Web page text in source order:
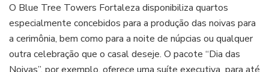
O Blue Tree Towers Fortaleza disponibiliza quartos
especialmente concebidos para a produção das noivas para
a cerimônia, bem como para a noite de núpcias ou qualquer
outra celebração que o casal deseje. O pacote “Dia das
Noivas”, por exemplo, oferece uma suíte executiva para até